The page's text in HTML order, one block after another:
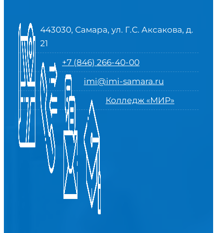
443030, Самара, ул. Г.С. Аксакова, д.
21
+7 (846) 266-40-00
imi@imi-samara.ru
Колледж «МИР»